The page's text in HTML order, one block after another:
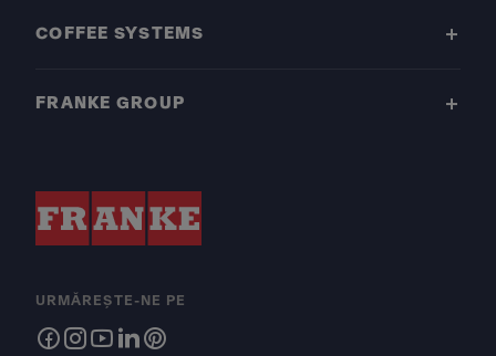
COFFEE SYSTEMS
FRANKE GROUP
URMĂREȘTE-NE PE